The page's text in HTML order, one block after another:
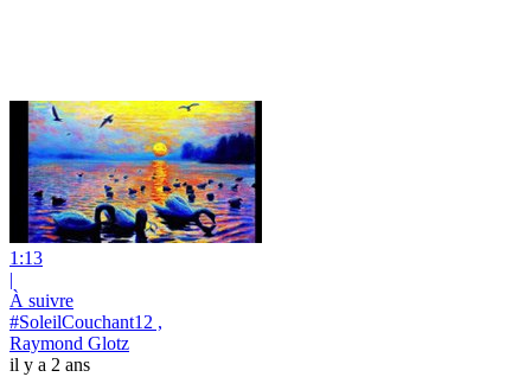
1:13
|
À suivre
#SoleilCouchant12 ,
Raymond Glotz
il y a 2 ans